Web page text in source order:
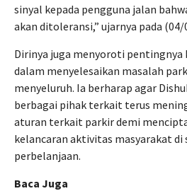
sinyal kepada pengguna jalan
akan ditoleransi,” ujarnya pada (04/
Dirinya juga menyoroti
dalam menyelesaikan masalah
menyeluruh. Ia berharap agar
berbagai pihak terkait terus
aturan terkait parkir demi
kelancaran aktivitas masyarakat di
perbelanjaan.
Baca Juga